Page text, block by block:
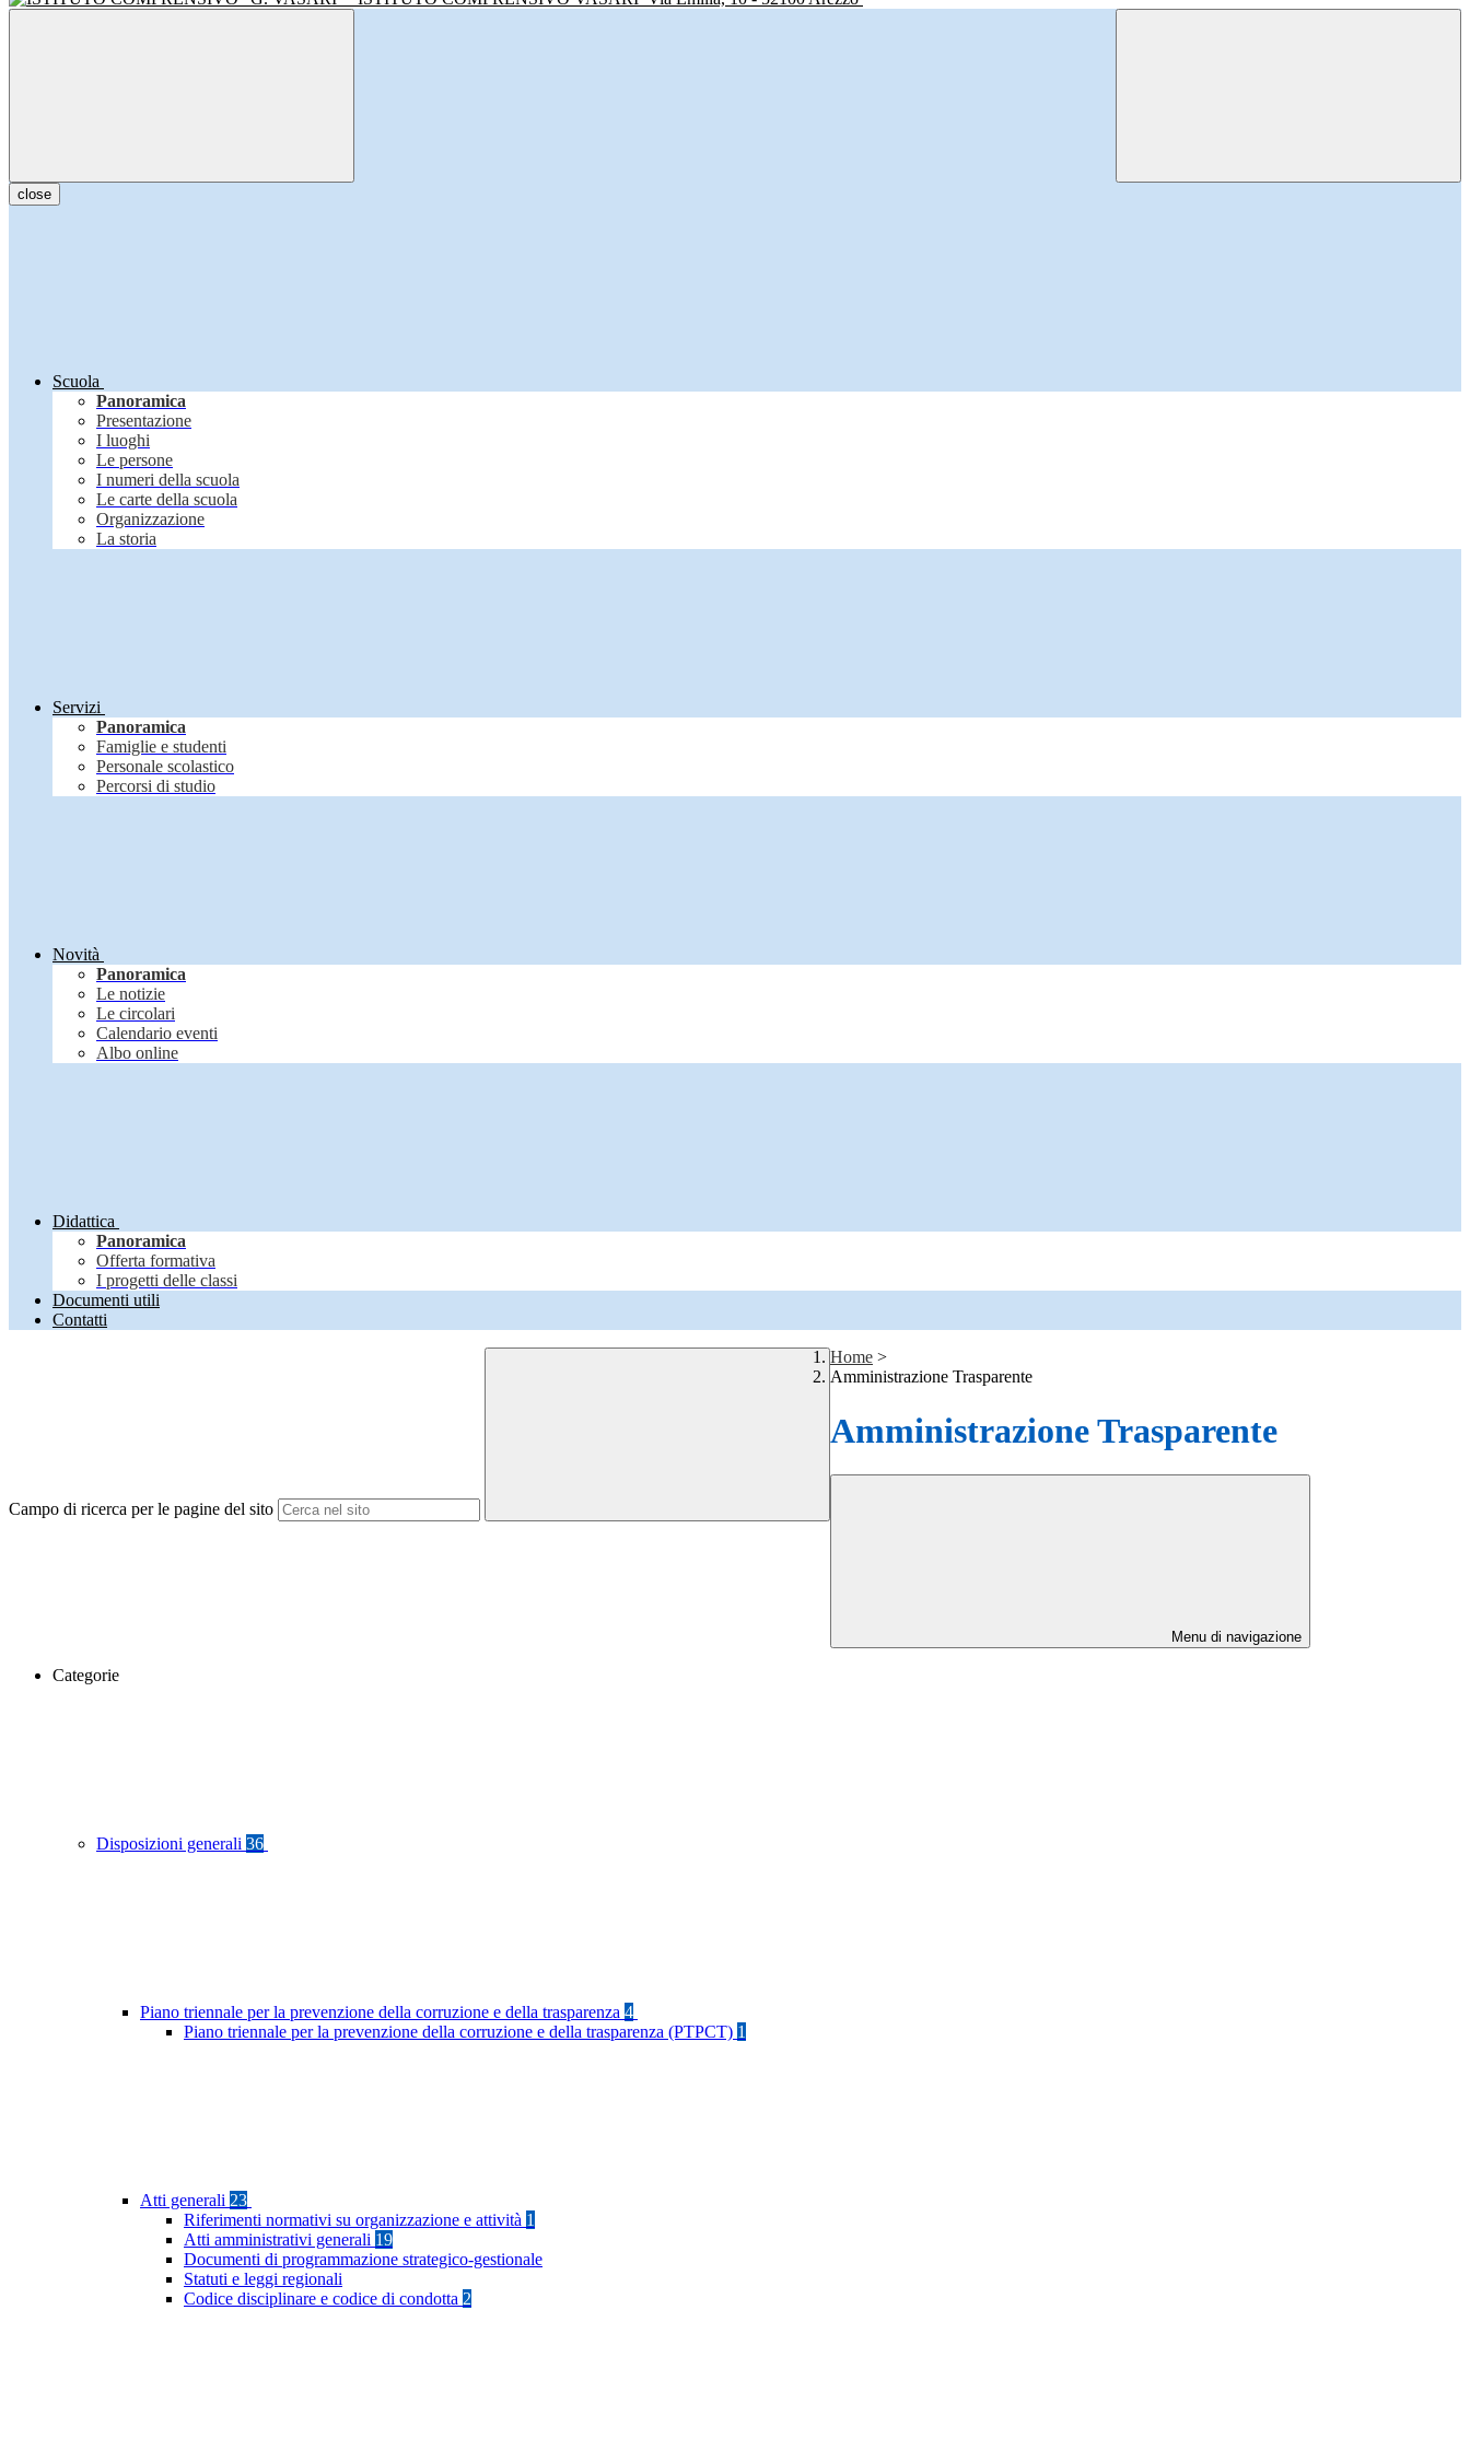
close
Scuola
Panoramica
Presentazione
I luoghi
Le persone
I numeri della scuola
Le carte della scuola
Organizzazione
La storia
Servizi
Panoramica
Famiglie e studenti
Personale scolastico
Percorsi di studio
Novità
Panoramica
Le notizie
Le circolari
Calendario eventi
Albo online
Didattica
Panoramica
Offerta formativa
I progetti delle classi
Documenti utili
Contatti
Campo di ricerca per le pagine del sito
Home >
Amministrazione Trasparente
Amministrazione Trasparente
Menu di navigazione
Categorie
Disposizioni generali 36
Piano triennale per la prevenzione della corruzione e della trasparenza 4
Piano triennale per la prevenzione della corruzione e della trasparenza (PTPCT) 1
Atti generali 23
Riferimenti normativi su organizzazione e attività 1
Atti amministrativi generali 19
Documenti di programmazione strategico-gestionale
Statuti e leggi regionali
Codice disciplinare e codice di condotta 2